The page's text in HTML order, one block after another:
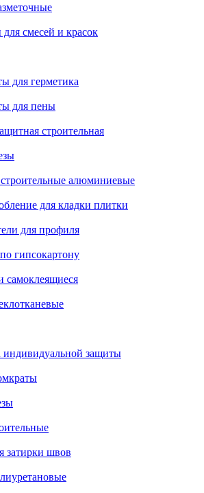
смесей и красок
для герметика
для пены
строительная
алюминиевые
для кладки плитки
для профиля
гипсокартону
самоклеящиеся
индивидуальной защиты
затирки швов